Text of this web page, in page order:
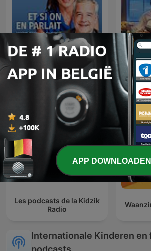
Et si on en parlait
Les podcasts de la Kidzik
Radio
Internationale Kinderen en
podcasts
APP DOWNLOADEN